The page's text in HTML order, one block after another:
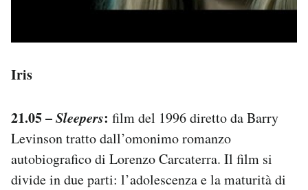
Iris
21.05 –Sleepers: film del 1996 diretto da Barry
Levinson tratto dall’omonimo romanzo
autobiografico di Lorenzo Carcaterra. Il film si
divide in due parti: l’adolescenza e la maturità di